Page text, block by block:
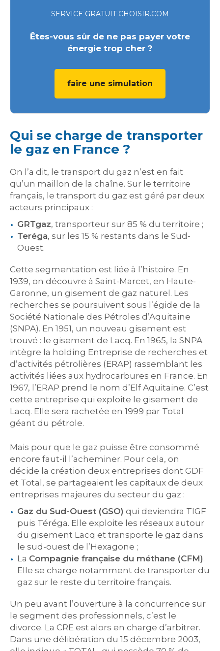
SERVICE GRATUIT CHOISIR.COM
Êtes-vous sûr de ne pas payer votre
énergie trop cher ?
faire une simulation
Qui se charge de transporter
le gaz en France ?
On l’a dit, le transport du gaz n’est en fait
qu’un maillon de la chaîne. Sur le territoire
français, le transport du gaz est géré par deux
acteurs principaux :
GRTgaz, transporteur sur 85 % du territoire ;
Teréga, sur les 15 % restants dans le Sud-
Ouest.
Cette segmentation est liée à l’histoire. En
1939, on découvre à Saint-Marcet, en Haute-
Garonne, un gisement de gaz naturel. Les
recherches se poursuivent sous l’égide de la
Société Nationale des Pétroles d’Aquitaine
(SNPA). En 1951, un nouveau gisement est
trouvé : le gisement de Lacq. En 1965, la SNPA
intègre la holding Entreprise de recherches et
d’activités pétrolières (ERAP) rassemblant les
activités liées aux hydrocarbures en France. En
1967, l’ERAP prend le nom d’Elf Aquitaine. C’est
cette entreprise qui exploite le gisement de
Lacq. Elle sera rachetée en 1999 par Total
géant du pétrole.
Mais pour que le gaz puisse être consommé
encore faut-il l’acheminer. Pour cela, on
décide la création deux entreprises dont GDF
et Total, se partageaient les capitaux de deux
entreprises majeures du secteur du gaz :
Gaz du Sud-Ouest (GSO) qui deviendra TIGF
puis Téréga. Elle exploite les réseaux autour
du gisement Lacq et transporte le gaz dans
le sud-ouest de l’Hexagone ;
La Compagnie française du méthane (CFM).
Elle se charge notamment de transporter du
gaz sur le reste du territoire français.
Un peu avant l’ouverture à la concurrence sur
le segment des professionnels, c’est le
divorce. La CRE est alors en charge d’arbitrer.
Dans une délibération du 15 décembre 2003,